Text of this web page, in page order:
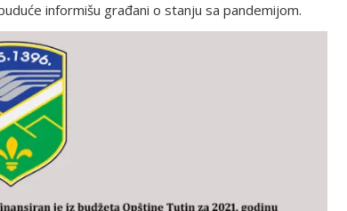
informišu građani o stanju sa pandemijom.